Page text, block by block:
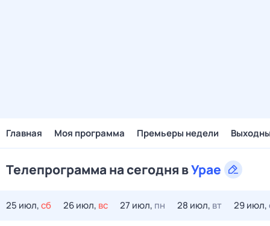
Главная Моя программа Премьеры недели
Телепрограмма на сегодня вУрае
25 июл,сб 26 июл, вс 27 июл, пн 28 июл, вт 29 июл,